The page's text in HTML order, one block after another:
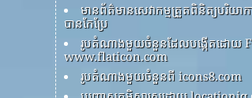
មានព័ត៌មានសេវាកម្មត្រួតពិនិត្យបរិយ
បានកែប្រែ
រូបតំណាងមួយចំនួនដែលបង្កើតដោយ
www.flaticon.com
រូបតំណាងមួយចំនួនពី icons8.com